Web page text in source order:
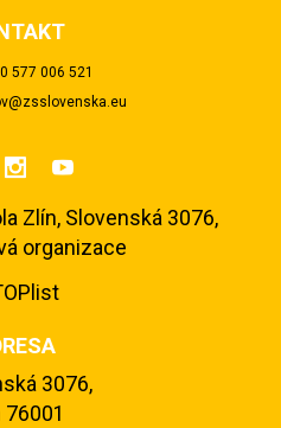
577 006 521
 
Zlín, Slovenská 3076,
organizace
3076,
76001